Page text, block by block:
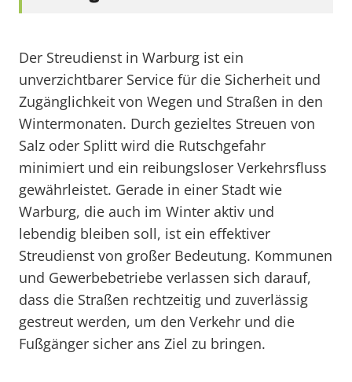
Der Streudienst in Warburg ist ein
unverzichtbarer Service für die Sicherheit und
Zugänglichkeit von Wegen und Straßen in den
Wintermonaten. Durch gezieltes Streuen von
Salz oder Splitt wird die Rutschgefahr
minimiert und ein reibungsloser Verkehrsfluss
gewährleistet. Gerade in einer Stadt wie
Warburg, die auch im Winter aktiv und
lebendig bleiben soll, ist ein effektiver
Streudienst von großer Bedeutung. Kommunen
und Gewerbebetriebe verlassen sich darauf,
dass die Straßen rechtzeitig und zuverlässig
gestreut werden, um den Verkehr und die
Fußgänger sicher ans Ziel zu bringen.